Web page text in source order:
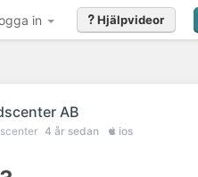
in Hjälpvideor
AB
4 år sedan ios